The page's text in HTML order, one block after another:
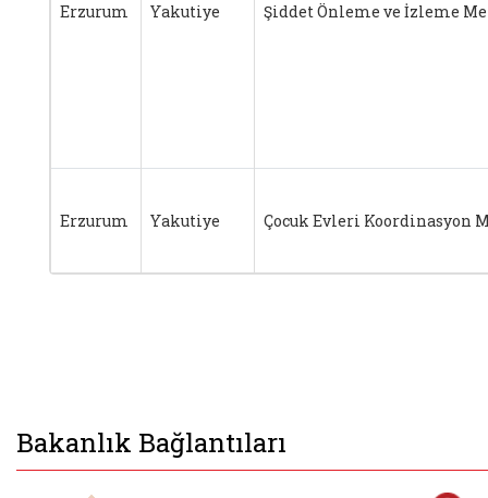
Erzurum Yakutiye Şiddet Önleme ve İzleme
Erzurum Yakutiye Çocuk Evleri Koordinasyon
Bakanlık Bağlantıları